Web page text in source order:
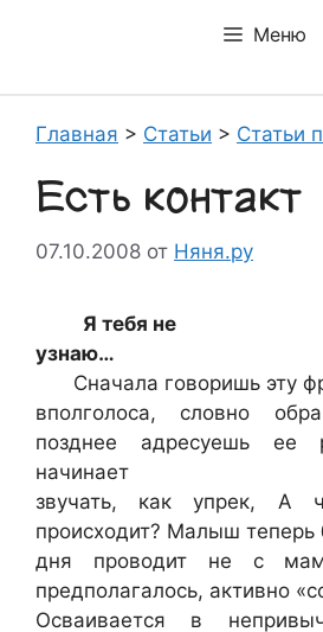
Меню
Главная > Статьи > Статьи
Есть контакт
07.10.2008 от Няня.ру
Я тебя не
узнаю…
Сначала говоришь эту
вполголоса, словно
позднее адресуешь ее
начинает
звучать, как упрек, А
происходит? Малыш теперь
дня проводит не с
предполагалось, активно
Осваивается в